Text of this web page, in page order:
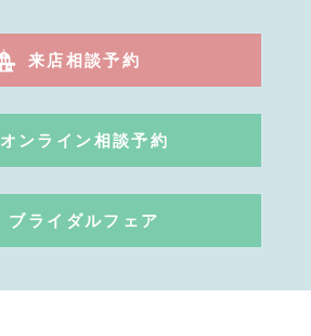
来店相談予約
オンライン相談予約
ブライダルフェア